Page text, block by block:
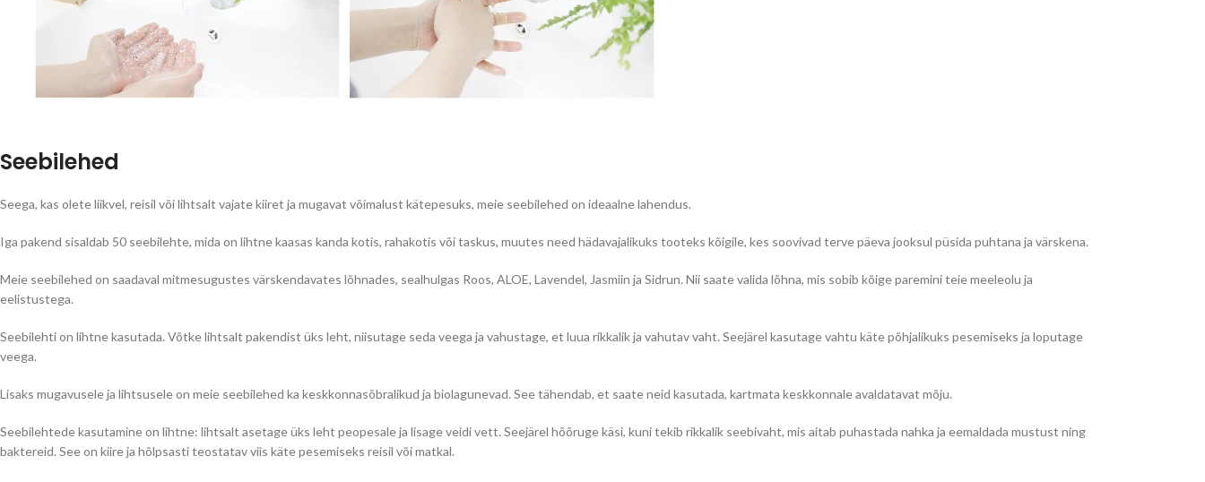
Seebilehed
Seega, kas olete liikvel, reisil või lihtsalt vajate kiiret ja mugavat võimalust kätepesuks, meie seebilehed on ideaalne lahendus.
Iga pakend sisaldab 50 seebilehte, mida on lihtne kaasas kanda kotis, rahakotis või taskus, muutes need hädavajalikuks tooteks kõigile, kes soovivad terve päeva jooksul püsida puhtana ja värskena.
Meie seebilehed on saadaval mitmesugustes värskendavates lõhnades, sealhulgas Roos, ALOE, Lavendel, Jasmiin ja Sidrun. Nii saate valida lõhna, mis sobib kõige paremini teie meeleolu ja
eelistustega.
Seebilehti on lihtne kasutada. Võtke lihtsalt pakendist üks leht, niisutage seda veega ja vahustage, et luua rikkalik ja vahutav vaht. Seejärel kasutage vahtu käte põhjalikuks pesemiseks ja loputage
veega.
Lisaks mugavusele ja lihtsusele on meie seebilehed ka keskkonnasõbralikud ja biolagunevad. See tähendab, et saate neid kasutada, kartmata keskkonnale avaldatavat mõju.
Seebilehtede kasutamine on lihtne: lihtsalt asetage üks leht peopesale ja lisage veidi vett. Seejärel hõõruge käsi, kuni tekib rikkalik seebivaht, mis aitab puhastada nahka ja eemaldada mustust ning
baktereid. See on kiire ja hõlpsasti teostatav viis käte pesemiseks reisil või matkal.